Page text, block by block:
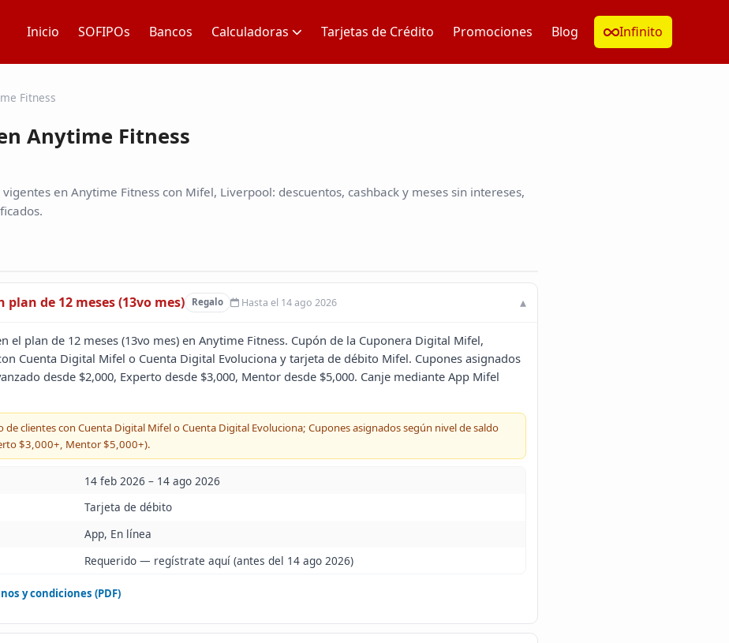
Inicio SOFIPOs Bancos Calculadoras Tarjetas de Crédito Promociones Blog Infinito
Fitness
Anytime Fitness
en Anytime Fitness con Mifel, Liverpool: descuentos, cashback y meses sin intereses,
plan de 12 meses (13vo mes) Regalo Hasta el 14 ago 2026
el plan de 12 meses (13vo mes) en Anytime Fitness. Cupón de la Cuponera Digital Mifel,
Cuenta Digital Mifel o Cuenta Digital Evoluciona y tarjeta de débito Mifel. Cupones asignados
desde $2,000, Experto desde $3,000, Mentor desde $5,000. Canje mediante App Mifel
de clientes con Cuenta Digital Mifel o Cuenta Digital Evoluciona; Cupones asignados según nivel de saldo
$3,000+, Mentor $5,000+).
14 feb 2026 – 14 ago 2026
Tarjeta de débito
App, En línea
Requerido — regístrate aquí(antes del 14 ago 2026)
y condiciones (PDF)